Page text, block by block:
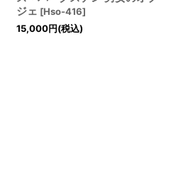
ジェ [Hso-416]
15,000円(税込)